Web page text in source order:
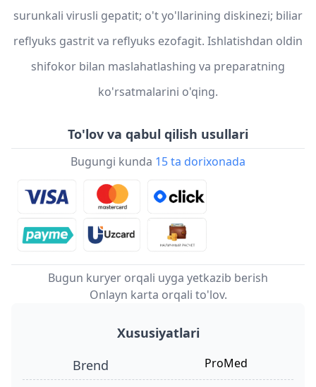
surunkali virusli gepatit; o't yo'llarining diskinezi; biliar
reflyuks gastrit va reflyuks ezofagit. Ishlatishdan oldin
shifokor bilan maslahatlashing va preparatning
ko'rsatmalarini o'qing.
To'lov va qabul qilish usullari
Bugungi kunda 15 ta dorixonada
Bugun kuryer orqali uyga yetkazib berish
Onlayn karta orqali to'lov.
Xususiyatlari
Brend
ProMed